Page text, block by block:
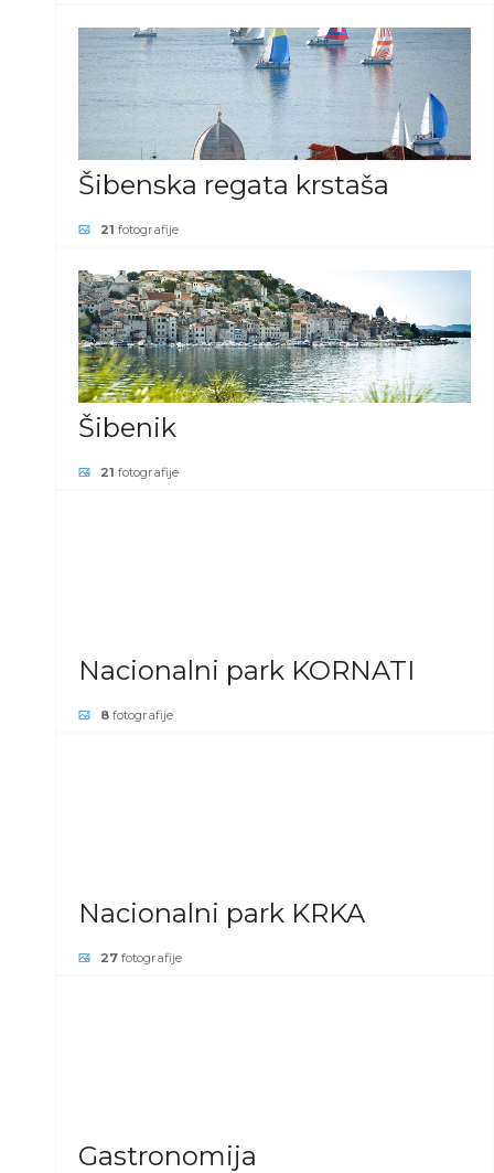
POGLEDAJ GALERIJU
Šibenska regata krstaša
21 fotografije
POGLEDAJ GALERIJU
Šibenik
21 fotografije
Nacionalni park KORNATI
8 fotografije
Nacionalni park KRKA
27 fotografije
Gastronomija